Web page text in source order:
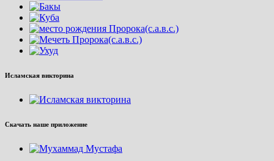
Исламская викторина
Скачать наше приложение